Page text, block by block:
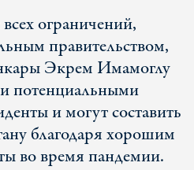
ограничений,
правительством,
Экрем Имамоглу
потенциальными
и могут составить
благодаря хорошим
во время пандемии.